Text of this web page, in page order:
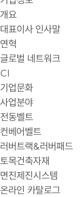
개요
대표이사 인사말
연혁
글로벌 네트워크
CI
기업문화
사업분야
전동벨트
컨베어벨트
러버트랙&러버패드
토목건축자재
면진제진시스템
온라인 카탈로그